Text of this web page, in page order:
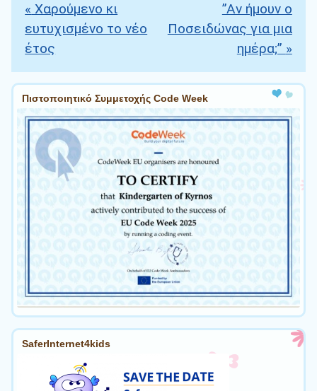
Πλοήγηση άρθρων
« Χαρούμενο κι
ευτυχισμένο το νέο
έτος
”Αν ήμουν ο
Ποσειδώνας για μια
ημέρα;” »
Πιστοποιητικό Συμμετοχής Code Week
SaferInternet4kids